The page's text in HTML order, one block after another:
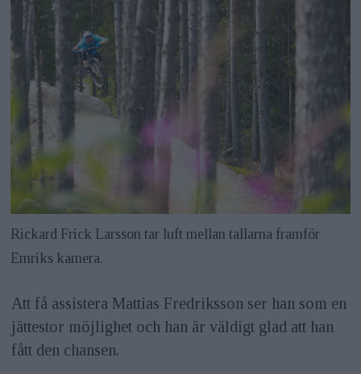
Rickard Frick Larsson tar luft mellan tallarna framför
Emriks kamera.
Att få assistera Mattias Fredriksson ser han som en
jättestor möjlighet och han är väldigt glad att han
fått den chansen.